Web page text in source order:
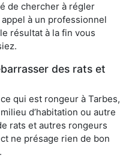
de chercher à régler
à un professionnel
résultat à la fin vous
des rats et
qui est rongeur à Tarbes,
d’habitation ou autre
rats et autres rongeurs
ne présage rien de bon